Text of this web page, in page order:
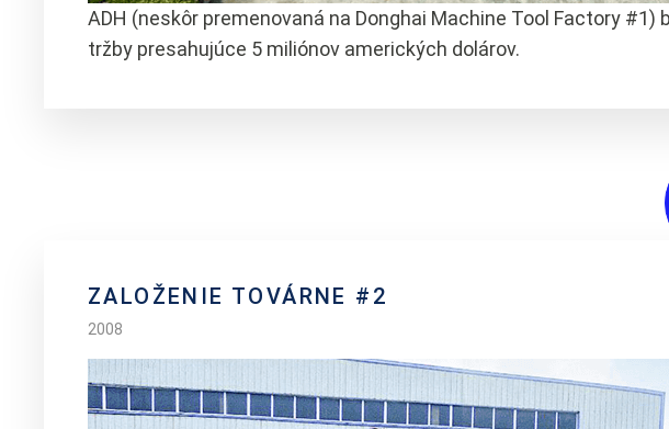
ADH (neskôr premenovaná na Donghai Machine Tool Factory
tržby presahujúce 5 miliónov amerických dolárov.
ZALOŽENIE TOVÁRNE #2
2008